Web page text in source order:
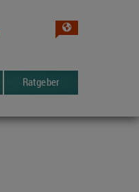
Sprache
Ratgeber